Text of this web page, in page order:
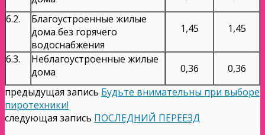
6.2.
Благоустроенные жилые
дома без горячего
водоснабжения
1,45 1,45
6.3.
Неблагоустроенные жилые
дома
0,36
0,36
предыдущая запись Будьте внимательны при выборе
пиротехники!
следующая запись ПОСЛЕДНИЙ ПЕРЕЕЗД